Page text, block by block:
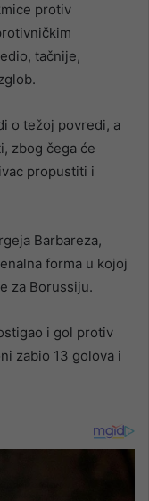
protiv
tačnije,
o težoj povredi, a
zbog čega će
propustiti i
Barbareza,
forma u kojoj
za Borussiju.
i gol protiv
zabio 13 golova i